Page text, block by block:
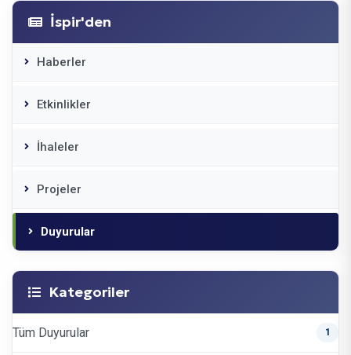
İspir'den
Haberler
Etkinlikler
İhaleler
Projeler
Duyurular
Kategoriler
Tüm Duyurular 1